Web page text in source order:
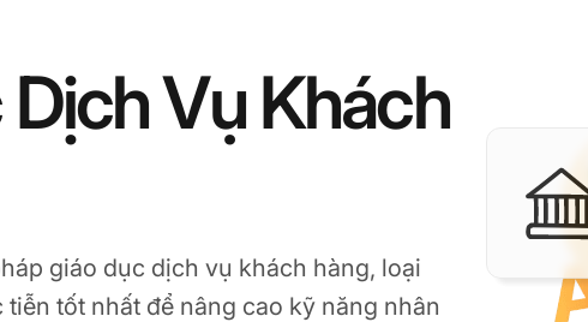
Vụ Khách
giáo dục dịch vụ khách hàng, loại
tốt nhất để nâng cao kỹ năng nhân